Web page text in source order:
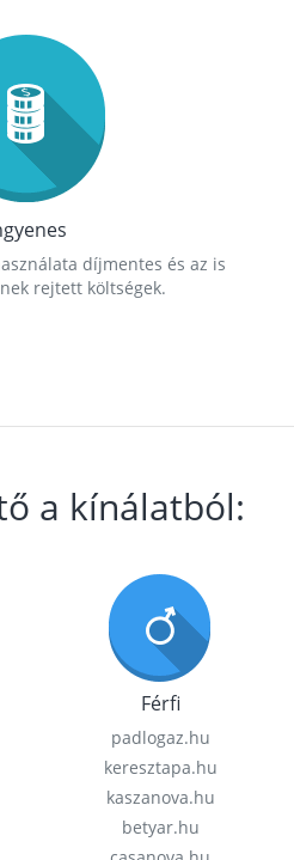
díjmentes és az is
rejtett költségek.
a kínálatból:
Férfi
padlogaz.hu
keresztapa.hu
kaszanova.hu
betyar.hu